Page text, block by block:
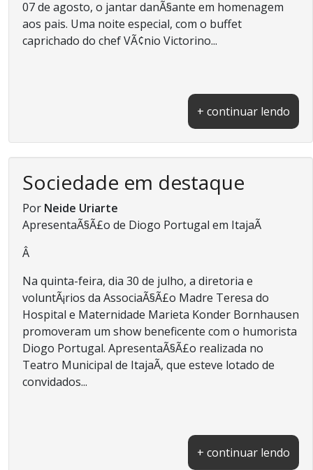
07 de agosto, o jantar danÃ§ante em homenagem
aos pais. Uma noite especial, com o buffet
caprichado do chef VÃ¢nio Victorino...
+ continuar lendo
Sociedade em destaque
Por Neide Uriarte
ApresentaÃ§Ã£o de Diogo Portugal em ItajaÃ­
Â
Na quinta-feira, dia 30 de julho, a diretoria e
voluntÃ¡rios da AssociaÃ§Ã£o Madre Teresa do
Hospital e Maternidade Marieta Konder Bornhausen
promoveram um show beneficente com o humorista
Diogo Portugal. ApresentaÃ§Ã£o realizada no
Teatro Municipal de ItajaÃ­, que esteve lotado de
convidados...
+ continuar lendo